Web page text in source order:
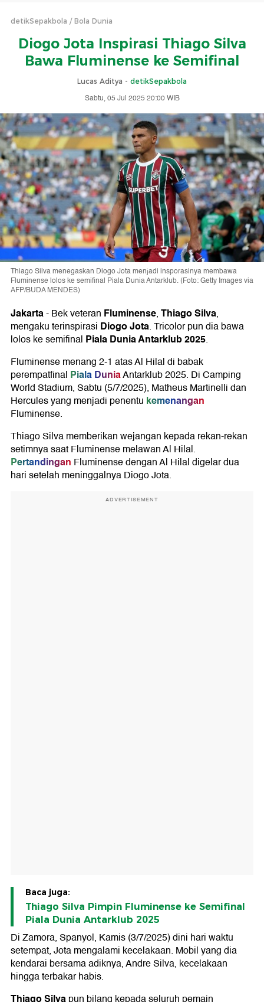
detikSepakbola Bola Dunia
Diogo Jota Inspirasi Thiago Silva
Bawa Fluminense ke Semifinal
Lucas Aditya - detikSepakbola
Sabtu, 05 Jul 2025 20:00 WIB
Thiago Silva menegaskan Diogo Jota menjadi insporasinya membawa
Fluminense lolos ke semifinal Piala Dunia Antarklub. (Foto: Getty Images via
AFP/BUDA MENDES)
Jakarta-Bek veteran Fluminense,Thiago Silva,
mengaku terinspirasi Diogo Jota. Tricolor pun dia bawa
lolos ke semifinal Piala Dunia Antarklub 2025.
Fluminense menang 2-1 atas Al Hilal di babak
perempatfinal Piala DuniaAntarklub 2025. Di Camping
World Stadium, Sabtu (5/7/2025), Matheus Martinelli dan
Hercules yang menjadi penentu kemenangan
Fluminense.
Thiago Silva memberikan wejangan kepada rekan-rekan
setimnya saat Fluminense melawan Al Hilal.
Pertandingan Fluminense dengan Al Hilal digelar dua
hari setelah meninggalnya Diogo Jota.
ADVERTISEMENT
Baca juga:
Thiago Silva Pimpin Fluminense ke Semifinal
Piala Dunia Antarklub 2025
Di Zamora, Spanyol, Kamis (3/7/2025) dini hari waktu
setempat, Jota mengalami kecelakaan. Mobil yang dia
kendarai bersama adiknya, Andre Silva, kecelakaan
hingga terbakar habis.